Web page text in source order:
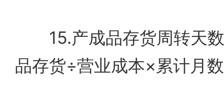
15.产成品存货周转天
品存货÷营业成本×累计月